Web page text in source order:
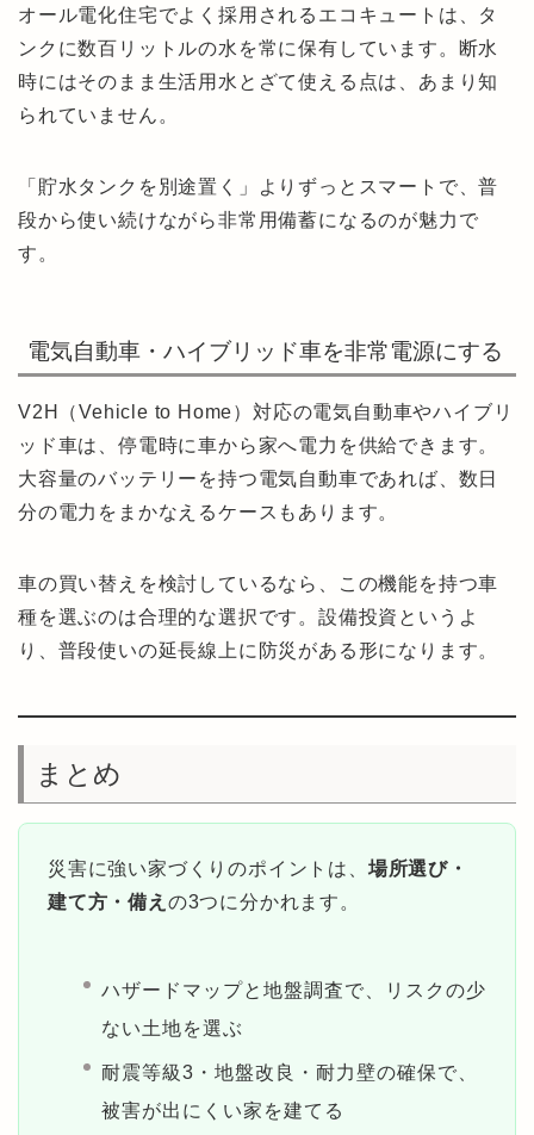
オール電化住宅でよく採用されるエコキュートは、タ
ンクに数百リットルの水を常に保有しています。断水
時にはそのまま生活用水とざて使える点は、あまり知
られていません。
「貯水タンクを別途置く」よりずっとスマートで、普
段から使い続けながら非常用備蓄になるのが魅力で
す。
電気自動車・ハイブリッド車を非常電源にする
V2H（Vehicle to Home）対応の電気自動車やハイブリ
ッド車は、停電時に車から家へ電力を供給できます。
大容量のバッテリーを持つ電気自動車であれば、数日
分の電力をまかなえるケースもあります。
車の買い替えを検討しているなら、この機能を持つ車
種を選ぶのは合理的な選択です。設備投資というよ
り、普段使いの延長線上に防災がある形になります。
まとめ
災害に強い家づくりのポイントは、 場所選び・
建て方・備え の3つに分かれます。
ハザードマップと地盤調査で、リスクの少
ない土地を選ぶ
耐震等級3・地盤改良・耐力壁の確保で、
被害が出にくい家を建てる